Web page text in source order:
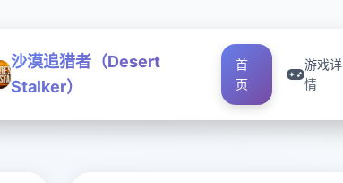
沙漠追猎者（Desert
Stalker）
首
页
游戏详
情